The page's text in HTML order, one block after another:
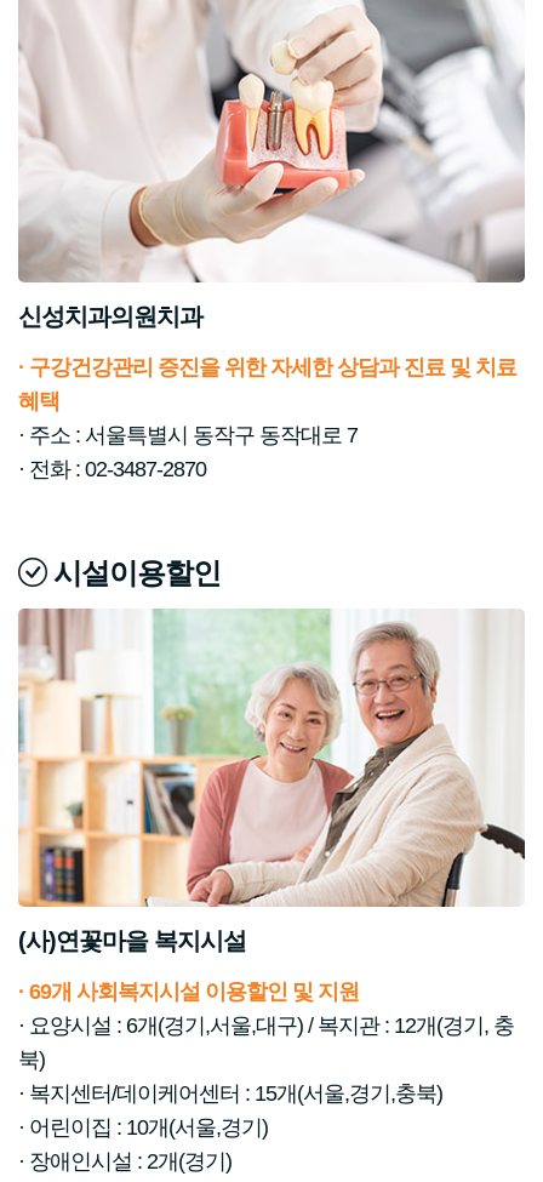
신성치과의원치과
· 구강건강관리 증진을 위한 자세한 상담과 진료 및 치료
혜택
· 주소 : 서울특별시 동작구 동작대로 7
· 전화 : 02-3487-2870
시설이용할인
(사)연꽃마을 복지시설
· 69개 사회복지시설 이용할인 및 지원
· 요양시설 : 6개(경기,서울,대구) / 복지관 : 12개(경기, 충
북)
· 복지센터/데이케어센터 : 15개(서울,경기,충북)
· 어린이집 : 10개(서울,경기)
· 장애인시설 : 2개(경기)